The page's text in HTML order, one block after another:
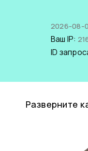
2026-08-
Ваш IP:
ID
Разверните